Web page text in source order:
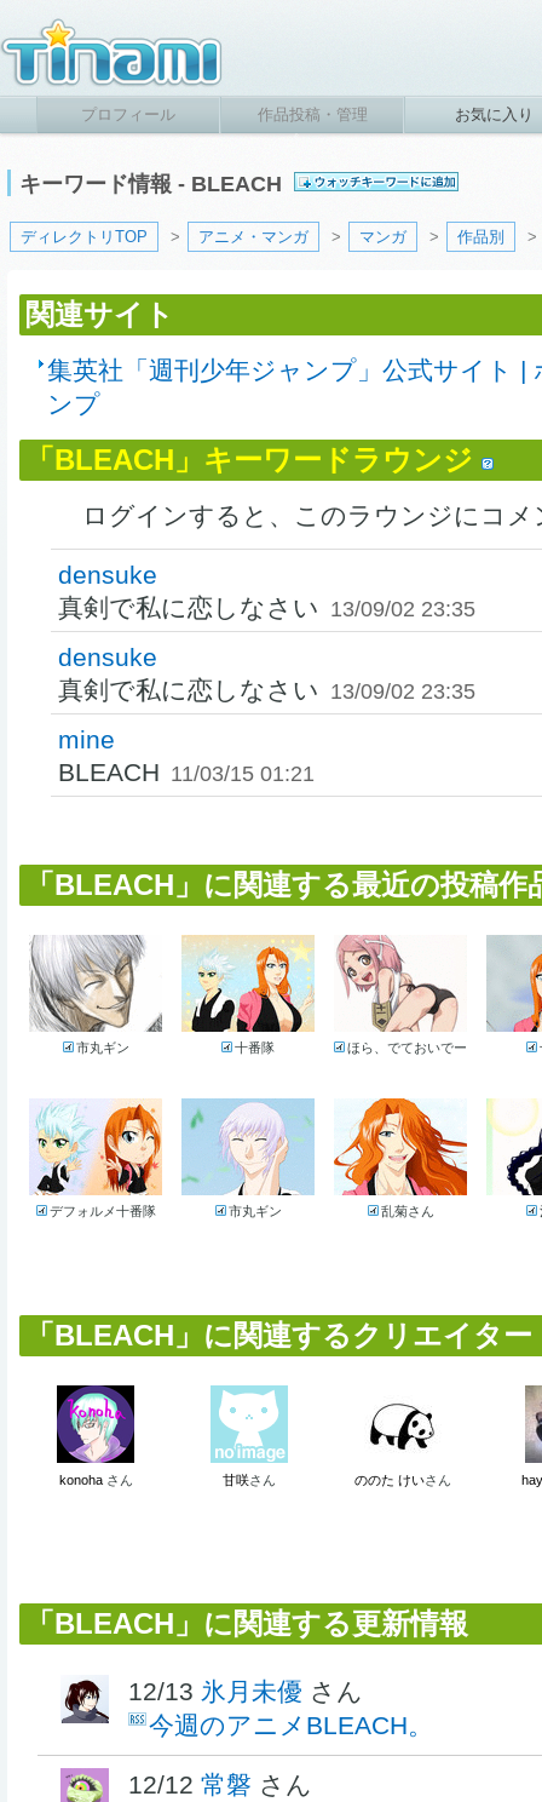
プロフィール 作品投稿・管理 お気に入り
キーワード情報 - BLEACH
ディレクトリTOP > アニメ・マンガ > マンガ > 作品別 >
関連サイト
集英社「週刊少年ジャンプ」公式サイト |
ンプ
「BLEACH」キーワードラウンジ
ログインすると、このラウンジにコ
densuke
真剣で私に恋しなさい 13/09/02 23:35
densuke
真剣で私に恋しなさい 13/09/02 23:35
mine
BLEACH 11/03/15 01:21
「BLEACH」に関連する最近の投稿作
市丸ギン 十番隊 ほら、でておいでー
デフォルメ十番隊 市丸ギン 乱菊さん
「BLEACH」に関連するクリエイター
konoha さん 甘咲さん ののた けいさん
「BLEACH」に関連する更新情報
12/13 氷月未優 さん
今週のアニメBLEACH。
12/12 常磐 さん